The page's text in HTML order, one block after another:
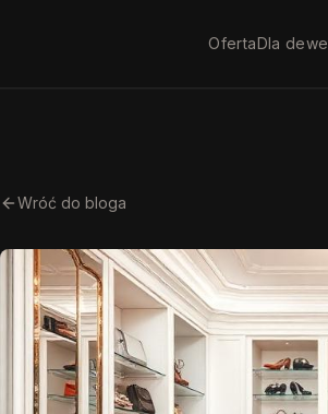
OfertaDla
Wróć do bloga